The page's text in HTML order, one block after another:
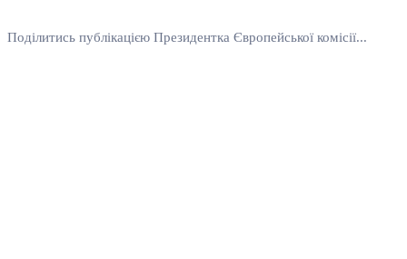
Поділитись публікацією Президентка Європейської комісії...